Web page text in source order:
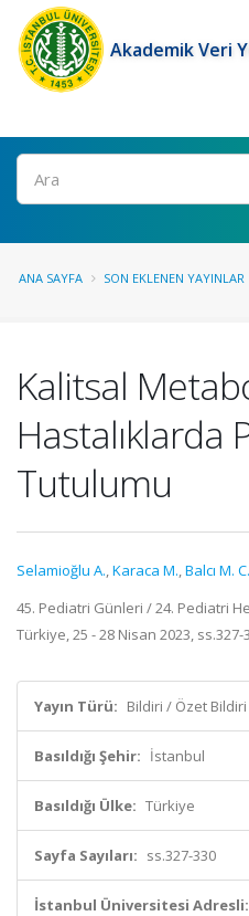
Akademik Veri
Ara
ANA SAYFA SON EKLENEN YAYINLAR
Kalitsal
Hastalıklarda
Tutulumu
Selamioğlu A.,Karaca M.,Balcı M. C.
45. Pediatri Günleri / 24. Pediatri
Türkiye, 25 - 28 Nisan 2023,
Yayın Türü: Bildiri / Özet Bildiri
Basıldığı Şehir: İstanbul
Basıldığı Ülke: Türkiye
Sayfa Sayıları: ss.327-330
İstanbul Üniversitesi Adresli: